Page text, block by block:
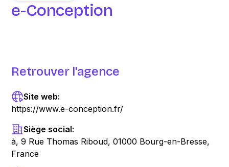
e-Conception
Retrouver l'agence
Site web:
https://www.e-conception.fr/
Siège social:
à, 9 Rue Thomas Riboud, 01000 Bourg-en-Bresse,
France